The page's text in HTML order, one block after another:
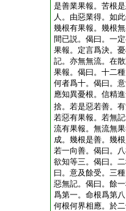
是善業果報。苦根
人。由惡業得。如
幾根有果報。幾根
間已説。偈曰。一
果報。定言爲決。
記。亦無無流。在
果報。偈曰。十二
何者爲十。偈曰。
應知異憂根。信精
捨。若是惡若善。
若惡有果報。若無
流有果報。無流無
成。幾根是善。幾
若一向善。偈曰。
欲知等三。偈曰。
曰。意及餘受。三
惡無記。偈曰。餘
爲第一。命根爲第
何根何界相應。於